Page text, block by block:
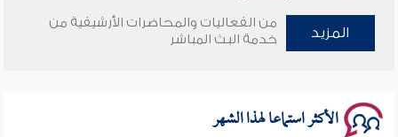
وأمنهم من خوف 9
المزيد
من الفعاليات والمحاضرات الأرشيفية من
خدمة البث المباشر
الأكثر استماعا لهذا الشهر